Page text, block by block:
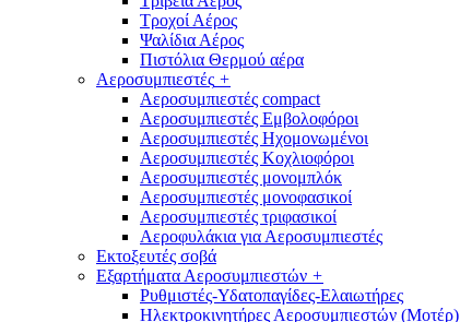
Τροχοί Αέρος
Ψαλίδια Αέρος
Πιστόλια Θερμού αέρα
Αεροσυμπιεστές +
Αεροσυμπιεστές compact
Αεροσυμπιεστές Εμβολοφόροι
Αεροσυμπιεστές Ηχομονωμένοι
Αεροσυμπιεστές Κοχλιοφόροι
Αεροσυμπιεστές μονομπλόκ
Αεροσυμπιεστές μονοφασικοί
Αεροσυμπιεστές τριφασικοί
Αεροφυλάκια για Αεροσυμπιεστές
Εκτοξευτές σοβά
Εξαρτήματα Αεροσυμπιεστών +
Ρυθμιστές-Υδατοπαγίδες-Ελαιωτήρες
Ηλεκτροκινητήρες Αεροσυμπιεστών (Μοτέρ)